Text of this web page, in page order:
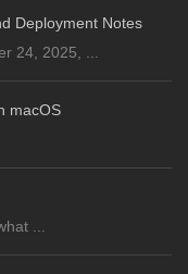
Deployment Notes
24, 2025, ...
macOS
...